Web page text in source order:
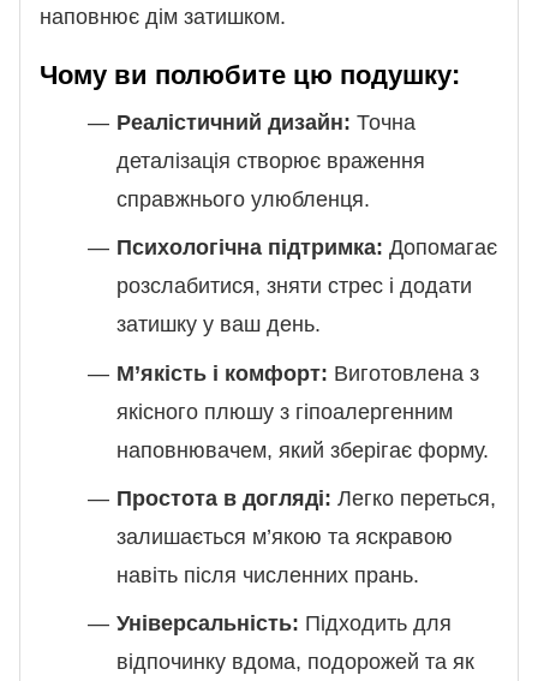
наповнює дім затишком.
Чому ви полюбите цю подушку:
Реалістичний дизайн: Точна
деталізація створює враження
справжнього улюбленця.
Психологічна підтримка: Допомагає
розслабитися, зняти стрес і додати
затишку у ваш день.
М’якість і комфорт: Виготовлена з
якісного плюшу з гіпоалергенним
наповнювачем, який зберігає форму.
Простота в догляді: Легко переться,
залишається м’якою та яскравою
навіть після численних прань.
Універсальність: Підходить для
відпочинку вдома, подорожей та як